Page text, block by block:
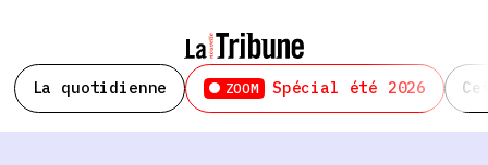
La quotidienne ZOOM Spécial été 2026